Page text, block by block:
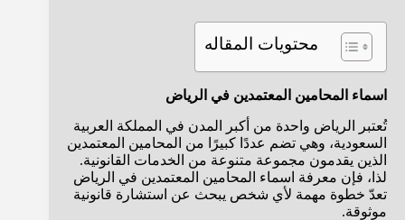
محتويات المقاله
اسماء المحامين المعتمدين في الرياض
تُعتبر الرياض واحدة من أكبر المدن في المملكة العربية
السعودية، وهي تضم عددًا كبيرًا من المحامين المعتمدين
الذين يقدمون مجموعة متنوعة من الخدمات القانونية.
لذا، فإن معرفة اسماء المحامين المعتمدين في الرياض
تعدّ خطوة مهمة لأي شخص يبحث عن استشارة قانونية
موثوقة.